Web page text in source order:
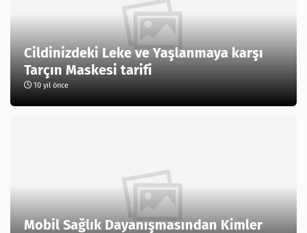
Cildinizdeki Leke ve Yaşlanmaya karşı
Tarçın Maskesi tarifi
10 yıl önce
Mobil Sağlık Dayanışmasından Kimler